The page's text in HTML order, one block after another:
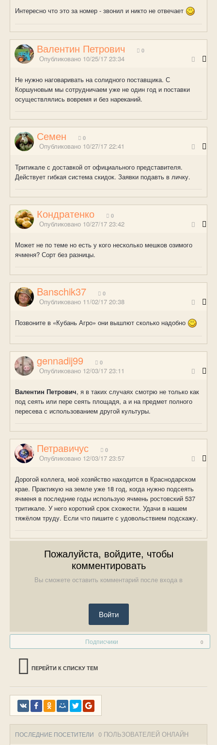
Интересно что это за номер - звонил и никто не отвечает
Валентин Петрович 0
Опубликовано 10/25/17 23:34
Не нужно наговаривать на солидного поставщика. С
Коршуновым мы сотрудничаем уже не один год и поставки
осуществлялись вовремя и без нареканий.
Семен 0
Опубликовано 10/27/17 22:41
Тритикале с доставкой от официального представителя.
Действует гибкая система скидок. Заявки подавть в личку.
Кондратенко 0
Опубликовано 10/27/17 23:42
Может не по теме но есть у кого несколько мешков озимого
ячменя? Сорт без разницы.
Banschik37 0
Опубликовано 11/02/17 20:38
Позвоните в «Кубань Агро» они вышлют сколько надобно
gennadij99 0
Опубликовано 12/03/17 23:11
Валентин Петрович, я в таких случаях смотрю не только как
под сеять или пере сеять площадя, а и на предмет полного
пересева с использованием другой культуры.
Петравичус 0
Опубликовано 12/03/17 23:57
Дорогой коллега, моё хозяйство находится в Краснодарском
крае. Практикую на земле уже 18 год, когда нужно подсеять
ячменя в последние годы использую ячмень ростовский 537
тритикале. У него короткий срок схожести. Удачи в нашем
тяжёлом труду. Если что пишите с удовольствием подскажу.
Пожалуйста, войдите, чтобы
комментировать
Вы сможете оставить комментарий после входа в
Войти
Подписчики 0
ПЕРЕЙТИ К СПИСКУ ТЕМ
ПОСЛЕДНИЕ ПОСЕТИТЕЛИ 0 ПОЛЬЗОВАТЕЛЕЙ ОНЛАЙН